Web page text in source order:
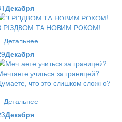
Декабря
РІЗДВОМ ТА НОВИМ РОКОМ!
Детальнее
Декабря
учиться за границей?
что это слишком сложно?
Детальнее
Декабря